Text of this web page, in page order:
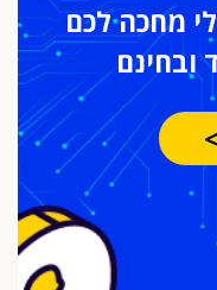
מחכה לכם
ובחינם